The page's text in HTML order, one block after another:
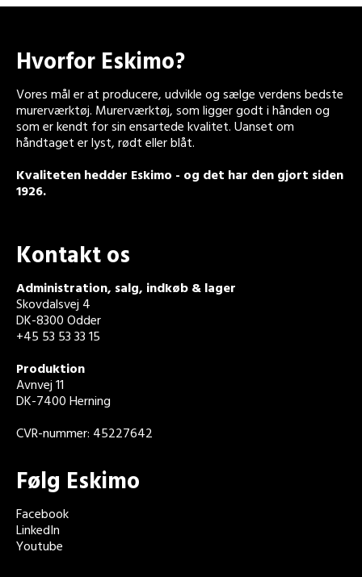
Hvorfor Eskimo?
Vores mål er at producere, udvikle og sælge verdens bedste
murerværktøj. Murerværktøj, som ligger godt i hånden og
som er kendt for sin ensartede kvalitet. Uanset om
håndtaget er lyst, rødt eller blåt.
Kvaliteten hedder Eskimo - og det har den gjort siden
1926.
Kontakt os
Administration, salg, indkøb & lager
Skovdalsvej 4
DK-8300 Odder
+45 53 53 33 15
Produktion
Avnvej 11
DK-7400 Herning
CVR-nummer: 45227642
Følg Eskimo
Facebook
LinkedIn
Youtube